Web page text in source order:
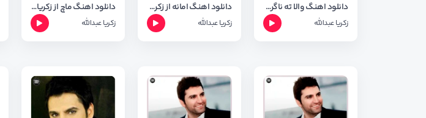
دانلود اهنگ والا ته ناگرم از زکریا عبدالله
زکریا عبدالله
دانلود اهنگ امانه از زکریا عبدالله با کیفیت ۳۲۰
زکریا عبدالله
دانلود اهنگ ماچ از زکریا عبدالله
زکریا عبدالله